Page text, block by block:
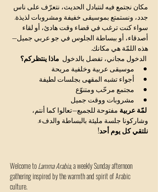
مكان نجتمع فيه لنتبادل الحديث، نتعرّف على ناس
جدد، ونستمتع بموسيقى خفيفة ومشروبات لذيذة.
سواء كنت ترغب في قضاء وقت هادئ، أو لقاء
أصدقاء، أو ببساطة الجلوس في جو عربي جميل—
هذه اللمّة هي مكانك.
ماذا ينتظركم؟
موسيقى عربية وخلفية مريحة
أجواء تشبه المقهى بجلسات لطيفة
مجتمع مرحّب ومتنوّع
مشروبات ووقت جميل
لمّة عربية مفتوحة للجميع—تعالوا كما أنتم،
وشاركونا جلسة مليئة بالبساطة والدفء.
نلتقي كل يوم أحد!
Welcome to Lamma Arabia, a weekly Sunday afternoon
gathering inspired by the warmth and spirit of Arabic
culture.